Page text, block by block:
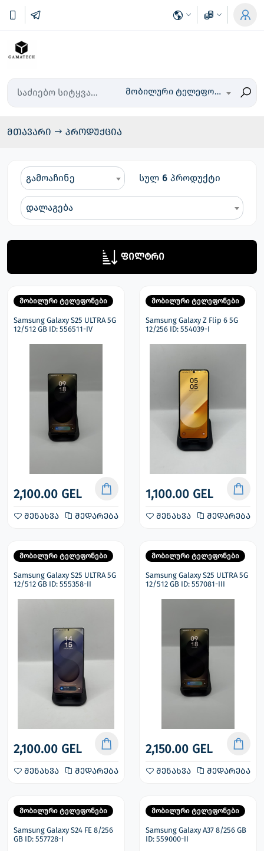
მობილური ტელეფონები
მთავარი პროდუქცია
გამოაჩინე სულ 6 პროდუქტი
დალაგება
ფილტრი
მობილური ტელეფონები
Samsung Galaxy S25 ULTRA 5G
12/512 GB ID: 556511-IV
2,100.00 GEL
შენახვა შედარება
მობილური ტელეფონები
Samsung Galaxy Z Flip 6 5G
12/256 ID: 554039-I
1,100.00 GEL
შენახვა შედარება
მობილური ტელეფონები
Samsung Galaxy S25 ULTRA 5G
12/512 GB ID: 555358-II
2,100.00 GEL
შენახვა შედარება
მობილური ტელეფონები
Samsung Galaxy S25 ULTRA 5G
12/512 GB ID: 557081-III
2,150.00 GEL
შენახვა შედარება
მობილური ტელეფონები
Samsung Galaxy S24 FE 8/256
GB ID: 557728-I
მობილური ტელეფონები
Samsung Galaxy A37 8/256 GB
ID: 559000-II